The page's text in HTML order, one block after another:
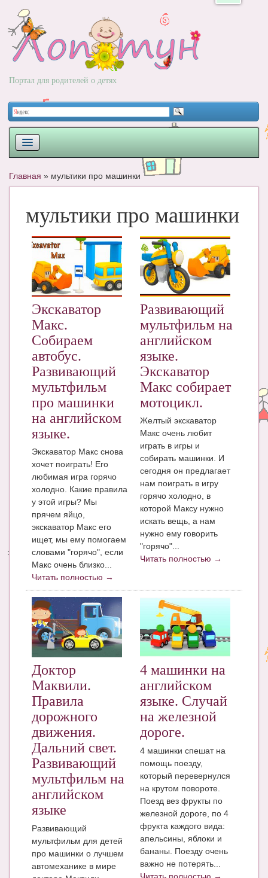
Портал для родителей о детях
НОВОРОЖДЕННЫЙ
РАЗВИТИЕ
ВОПРОС-ОТВЕТ
КНИГИ
Рекомендовано
ПСИХОЛОГИЯ
ЗДОРОВЬЕ
МОДА И КРАСОТА
СООБЩЕСТВА
БЛОГИ
БЕРЕМЕННОСТЬ
Календарь беременности
Энциклопедия
МАМИНА БИБЛИОТЕКА
Имена. Святцы
Энциклопедия беременных
Мамина энциклопедия
СЕРВИСЫ И ПРИЛОЖЕНИЯ
Сервис. Оценка роста и веса ребенка
Приложения для Android
Полезные ссылки
Опросы
НОВОСТИ ЛОПОТУНА
Блог Администратора
О проекте
Сотрудничество. Авторам
Главная » мультики про машинки
мультики про машинки
Экскаватор
Макс.
Собираем
автобус.
Развивающий
мультфильм
про машинки
на английском
языке.
Экскаватор Макс снова
хочет поиграть! Его
любимая игра горячо
холодно. Какие правила
у этой игры? Мы
прячем яйцо,
экскаватор Макс его
ищет, мы ему помогаем
словами "горячо", если
Макс очень близко...
Читать полностью →
Развивающий
мультфильм на
английском
языке.
Экскаватор
Макс собирает
мотоцикл.
Желтый экскаватор
Макс очень любит
играть в игры и
собирать машинки. И
сегодня он предлагает
нам поиграть в игру
горячо холодно, в
которой Максу нужно
искать вещь, а нам
нужно ему говорить
"горячо"...
Читать полностью →
Доктор
Маквили.
Правила
дорожного
движения.
Дальний свет.
Развивающий
мультфильм на
английском
языке
Развивающий
мультфильм для детей
про машинки о лучшем
автомеханике в мире
4 машинки на
английском
языке. Случай
на железной
дороге.
4 машинки спешат на
помощь поезду,
который перевернулся
на крутом повороте.
Поезд вез фрукты по
железной дороге, по 4
фрукта каждого вида:
апельсины, яблоки и
бананы. Поезду очень
важно не потерять...